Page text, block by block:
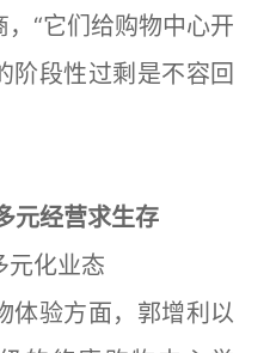
“它们给购物中心开
阶段性过剩是不容回
元经营求生存
化业态
验方面，郭增利以